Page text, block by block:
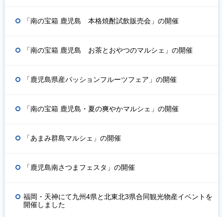
「南の宝箱 鹿児島 本格焼酎試飲販売会」の開催
「南の宝箱 鹿児島 お茶とおやつのマルシェ」の開催
「鹿児島県産パッションフルーツフェア」の開催
「南の宝箱 鹿児島・夏の爽やかマルシェ」の開催
「あまみ群島マルシェ」の開催
「鹿児島南さつまフェスタ」の開催
福岡・天神にて九州4県と北東北3県合同観光物産イベントを
開催しました